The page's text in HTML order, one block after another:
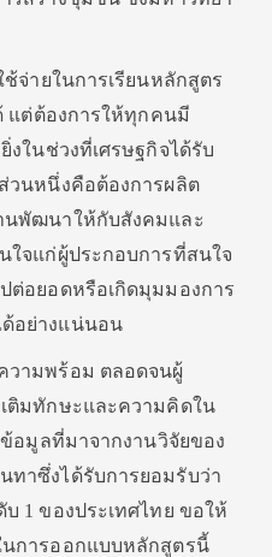
จ่ายในการเรียนหลักสูตร
แต่ต้องการให้ทุกคนมี
งในช่วงที่เศรษฐกิจได้รับ
วนหนึ่งคือต้องการผลิต
นพัฒนาให้กับสังคมและ
ใจแก่ผู้ประกอบการที่สนใจ
ต่อยอดหรือเกิดมุมมองการ
อย่างแน่นอน
วามพร้อม ตลอดจนผู้
ติมทักษะและความคิดใน
ข้อมูลที่มาจากงานวิจัยของ
าซึ่งได้รับการยอมรับว่า
1 ของประเทศไทย ขอให้
การออกแบบหลักสูตรนี้